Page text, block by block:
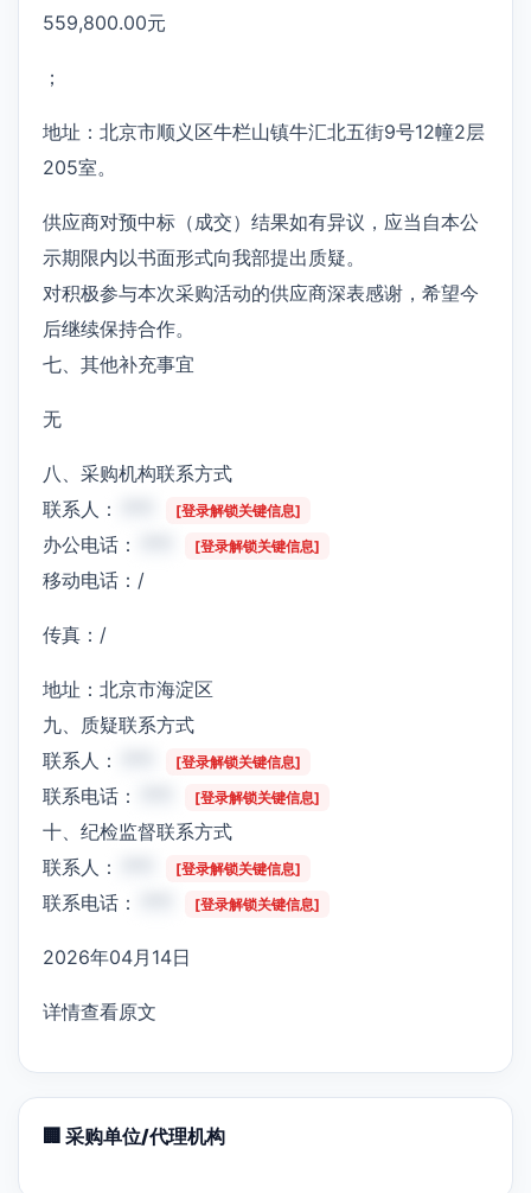
559,800.00元
；
地址：北京市顺义区牛栏山镇牛汇北五街9号12幢2层
205室。
供应商对预中标（成交）结果如有异议，应当自本公
示期限内以书面形式向我部提出质疑。
对积极参与本次采购活动的供应商深表感谢，希望今
后继续保持合作。
七、其他补充事宜
无
八、采购机构联系方式
联系人：
[登录解锁关键信息]
办公电话： [登录解锁关键信息]
移动电话：/
传真：/
地址：北京市海淀区
九、质疑联系方式
联系人：
[登录解锁关键信息]
联系电话： [登录解锁关键信息]
十、纪检监督联系方式
联系人：
[登录解锁关键信息]
联系电话： [登录解锁关键信息]
2026年04月14日
详情查看原文
🏢 采购单位/代理机构